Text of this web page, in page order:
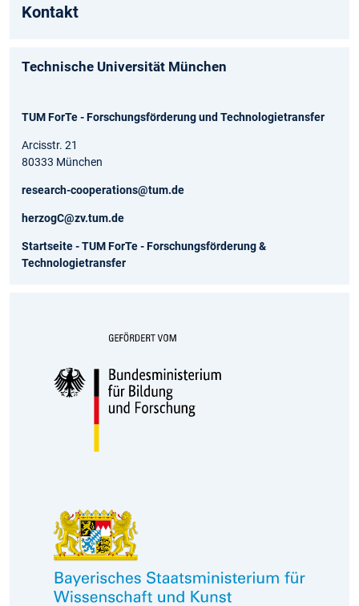
Kontakt
Technische Universität München
TUM ForTe - Forschungsförderung und Technologietransfer
Arcisstr. 21
80333 München
research-cooperations@tum.de
herzogC@zv.tum.de
Startseite - TUM ForTe - Forschungsförderung &
Technologietransfer